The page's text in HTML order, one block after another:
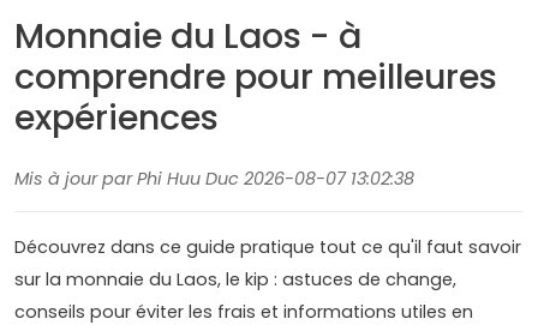
Monnaie du Laos - à
comprendre pour meilleures
expériences
Mis à jour par Phi Huu Duc 2026-08-07 13:02:38
Découvrez dans ce guide pratique tout ce qu'il faut savoir
sur la monnaie du Laos, le kip : astuces de change,
conseils pour éviter les frais et informations utiles en